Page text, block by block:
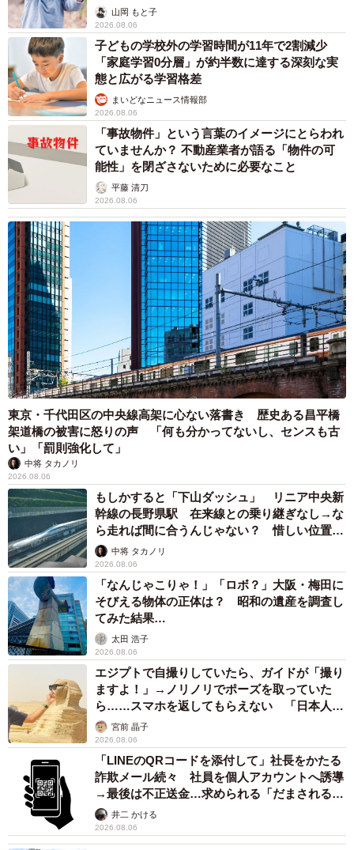
出し…山岡 もと子
2026.08.06
子どもの学校外の学習時間が11年で2割減少
「家庭学習0分層」が約半数に達する深刻な実
態と広がる学習格差
まいどなニュース情報部
2026.08.06
「事故物件」という言葉のイメージにとらわれ
ていませんか？ 不動産業者が語る「物件の可
能性」を閉ざさないために必要なこと
平藤 清刀
2026.08.06
東京・千代田区の中央線高架に心ない落書き 歴史ある昌平橋
架道橋の被害に怒りの声 「何も分かってないし、センスも古
い」「罰則強化して」
中将 タカノリ
2026.08.06
もしかすると「下山ダッシュ」 リニア中央新
幹線の長野県駅 在来線との乗り継ぎなし→な
ら走れば間に合うんじゃない？ 惜しい位置関
係が反響
中将 タカノリ
2026.08.06
「なんじゃこりゃ！」「ロボ？」大阪・梅田に
そびえる物体の正体は？ 昭和の遺産を調査し
てみた結果…
太田 浩子
2026.08.06
エジプトで自撮りしていたら、ガイドが「撮り
ますよ！」→ノリノリでポーズを取っていた
ら……スマホを返してもらえない 「日本人は
カモ代表かも」「私は6時間で3万円払った」
宮前 晶子
2026.08.06
「LINEのQRコードを添付して」社長をかたる
詐欺メール続々 社員を個人アカウントへ誘導
→最後は不正送金…求められる「だまされる前
提」の対策
井二 かける
2026.08.06